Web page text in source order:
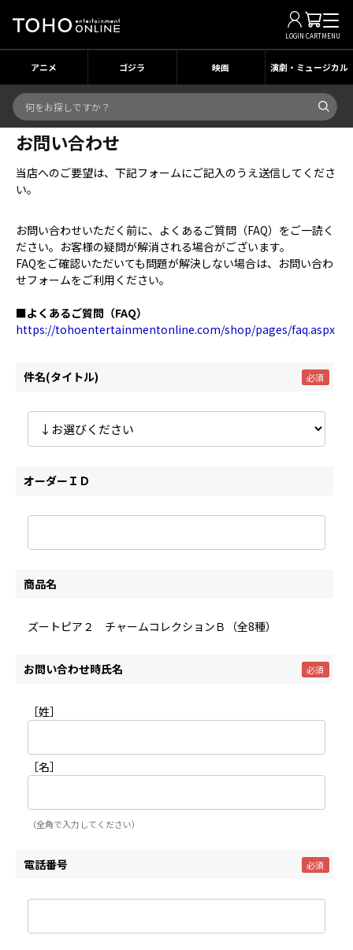
LOGIN CARTMENU
アニメ ゴジラ 映画 演劇・ミュージカル
お問い合わせ
当店へのご要望は、下記フォームにご記入のうえ送信してくださ
い。
お問い合わせいただく前に、よくあるご質問（FAQ）をご一読く
ださい。お客様の疑問が解消される場合がございます。
FAQをご確認いただいても問題が解決しない場合は、お問い合わ
せフォームをご利用ください。
■よくあるご質問（FAQ）
https://tohoentertainmentonline.com/shop/pages/faq.aspx
件名(タイトル)
オーダーＩＤ
商品名
ズートピア２ チャームコレクションＢ（全8種）
お問い合わせ時氏名
［姓］
［名］
（全角で入力してください）
電話番号